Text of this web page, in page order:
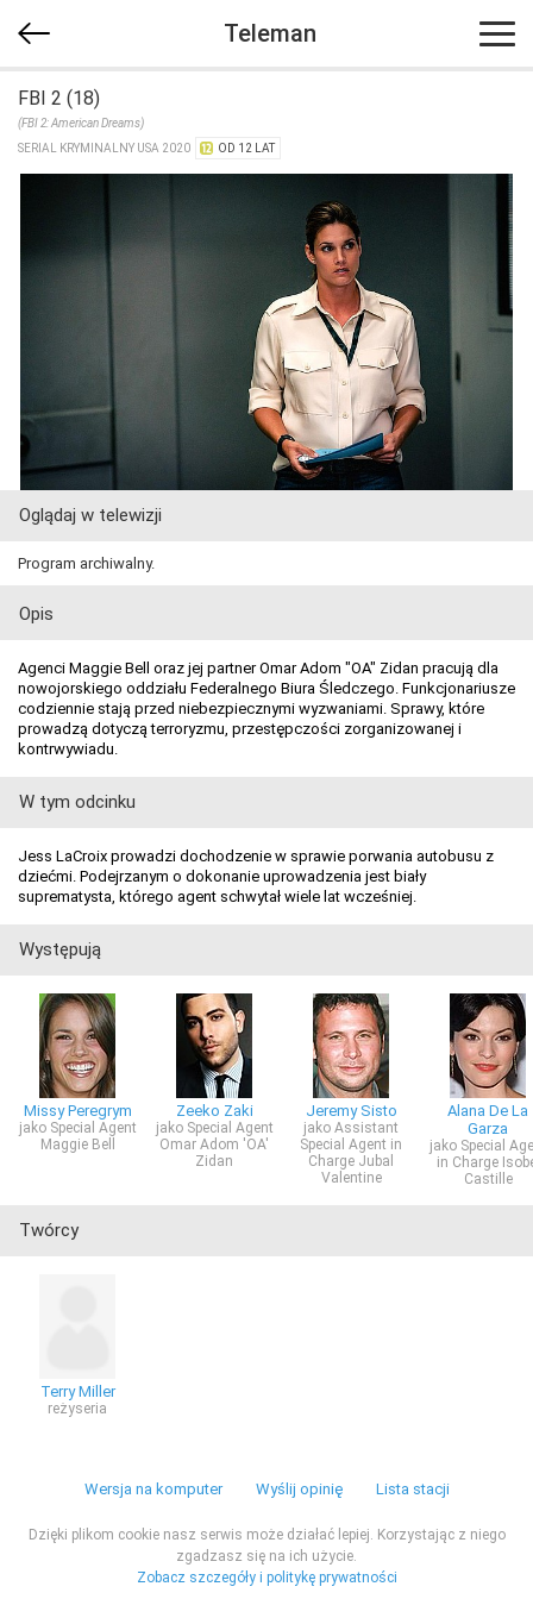
Teleman
FBI 2 (18)
(FBI 2: American Dreams)
SERIAL KRYMINALNY USA 2020
OD 12 LAT
Oglądaj w telewizji
Program archiwalny.
Opis
Agenci Maggie Bell oraz jej partner Omar Adom "OA" Zidan pracują dla
nowojorskiego oddziału Federalnego Biura Śledczego. Funkcjonariusze
codziennie stają przed niebezpiecznymi wyzwaniami. Sprawy, które
prowadzą dotyczą terroryzmu, przestępczości zorganizowanej i
kontrwywiadu.
W tym odcinku
Jess LaCroix prowadzi dochodzenie w sprawie porwania autobusu z
dziećmi. Podejrzanym o dokonanie uprowadzenia jest biały
suprematysta, którego agent schwytał wiele lat wcześniej.
Występują
Missy Peregrym
jako Special Agent
Maggie Bell
Zeeko Zaki
jako Special Agent
Omar Adom 'OA'
Zidan
Jeremy Sisto
jako Assistant
Special Agent in
Charge Jubal
Valentine
Alana De La
Garza
jako Special
in Charge
Castille
Twórcy
Terry Miller
reżyseria
Wersja na komputer Wyślij opinię Lista stacji
Dzięki plikom cookie nasz serwis może działać lepiej. Korzystając z niego
zgadzasz się na ich użycie.
Zobacz szczegóły i politykę prywatności